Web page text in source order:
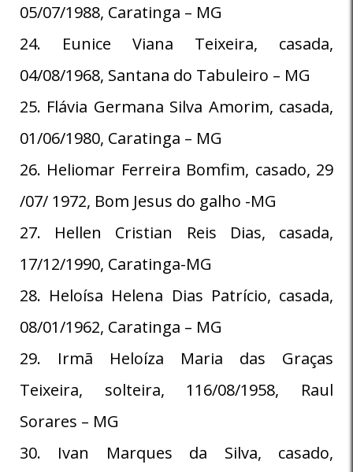
05/07/1988, Caratinga – MG
24. Eunice Viana Teixeira, casada,
04/08/1968, Santana do Tabuleiro – MG
25. Flávia Germana Silva Amorim, casada,
01/06/1980, Caratinga – MG
26. Heliomar Ferreira Bomfim, casado, 29
/07/ 1972, Bom Jesus do galho -MG
27. Hellen Cristian Reis Dias, casada,
17/12/1990, Caratinga-MG
28. Heloísa Helena Dias Patrício, casada,
08/01/1962, Caratinga – MG
29. Irmã Heloíza Maria das Graças
Teixeira, solteira, 116/08/1958, Raul
Sorares – MG
30. Ivan Marques da Silva, casado,